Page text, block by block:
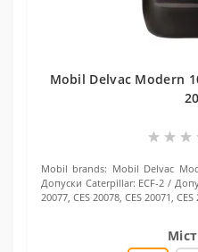
Mobil Delvac Modern
Mobil brands: Mobil Delvac
Допуски Caterpillar: ECF-2
20077, CES 20078, CES 20071, CES